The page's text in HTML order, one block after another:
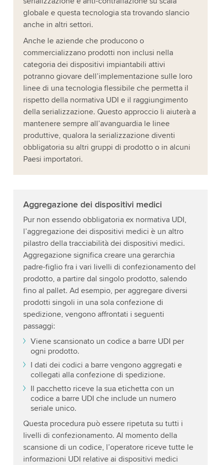
globale e questa tecnologia sta trovando slancio
anche in altri settori.
Anche le aziende che producono o
commercializzano prodotti non inclusi nella
categoria dei dispositivi impiantabili attivi
potranno giovare dell’implementazione sulle loro
linee di una tecnologia flessibile che permetta il
rispetto della normativa UDI e il raggiungimento
della serializzazione. Questo approccio li aiuterà a
mantenere sempre all’avanguardia le linee
produttive, qualora la serializzazione diventi
obbligatoria su altri gruppi di prodotto o in alcuni
Paesi importatori.
Aggregazione dei dispositivi medici
Pur non essendo obbligatoria ex normativa UDI,
l’aggregazione dei dispositivi medici è un altro
pilastro della tracciabilità dei dispositivi medici.
Aggregazione significa creare una gerarchia
padre-figlio fra i vari livelli di confezionamento del
prodotto, a partire dal singolo prodotto, salendo
fino al pallet. Ad esempio, per aggregare diversi
prodotti singoli in una sola confezione di
spedizione, vengono affrontati i seguenti
passaggi:
Viene scansionato un codice a barre UDI per
ogni prodotto.
I dati dei codici a barre vengono aggregati e
collegati alla confezione di spedizione.
Il pacchetto riceve la sua etichetta con un
codice a barre UDI che include un numero
seriale unico.
Questa procedura può essere ripetuta su tutti i
livelli di confezionamento. Al momento della
scansione di un codice, l’operatore riceve tutte le
informazioni UDI relative ai dispositivi medici